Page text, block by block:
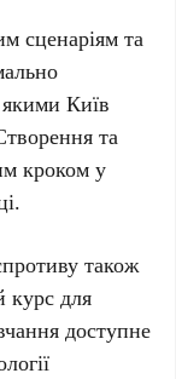
сценаріям та
якимиКиїв
та
кроком у
також
курс для
доступне